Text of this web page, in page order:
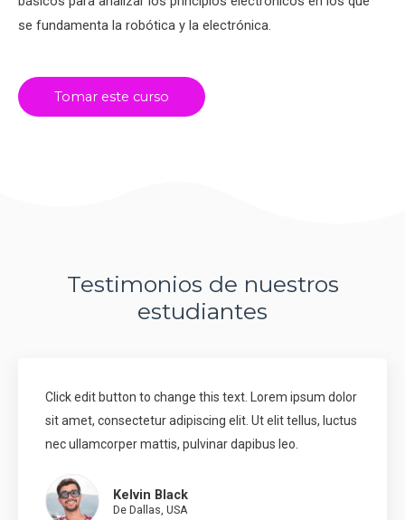
se fundamenta la robótica y la electrónica.
Tomar este curso
Testimonios de nuestros
estudiantes
Click edit button to change this text. Lorem ipsum dolor
sit amet, consectetur adipiscing elit. Ut elit tellus, luctus
nec ullamcorper mattis, pulvinar dapibus leo.
Kelvin Black
De Dallas, USA